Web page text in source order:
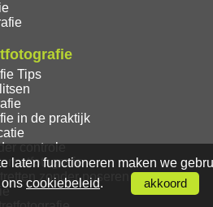
Tips
in de praktijk
controle
zonder poseren
laten functioneren maken we
cookiebeleid. akkoord